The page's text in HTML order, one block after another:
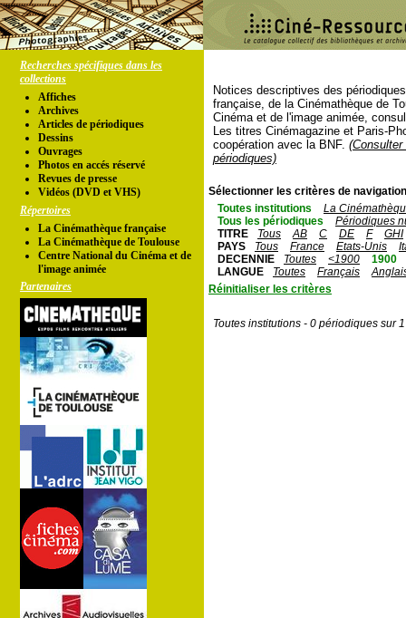
Recherches spécifiques dans les
collections
Affiches
Archives
Articles de périodiques
Dessins
Ouvrages
Photos en accés réservé
Revues de presse
Vidéos (DVD et VHS)
Répertoires
La Cinémathèque française
La Cinémathèque de Toulouse
Centre National du Cinéma et de
l'image animée
Partenaires
Notices descriptives des
française, de la Cinémathèque de
Cinéma et de l'image animée,
Les titres Cinémagazine et Paris-
coopération avec la BNF.
périodiques)
Sélectionner les critères de
Toutes institutions
La
Tous les périodiques
Périodiques
TITRE
Tous AB C DE F
GHI
PAYS
Tous France Etats-Unis
DECENNIE
Toutes <1900
1900
LANGUE
Toutes Français
Réinitialiser les critères
Toutes institutions - 0 périodiques sur